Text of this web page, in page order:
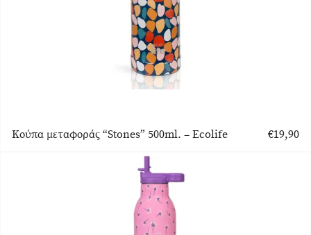
Κούπα μεταφοράς “Stones” 500ml. – Ecolife €19,90